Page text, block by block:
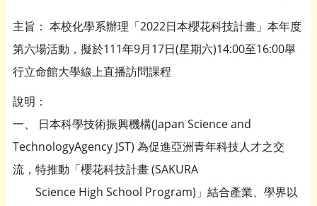
主旨： 本校化學系辦理「2022日本櫻花科技計畫」本年度
第六場活動，擬於111年9月17日(星期六)14:00至16:00舉
行立命館大學線上直播訪問課程
說明：
一、 日本科學技術振興機構(Japan Science and
TechnologyAgency JST) 為促進亞洲青年科技人才之交
流，特推動「櫻花科技計畫 (SAKURA
Science High School Program)」結合產業、學界以